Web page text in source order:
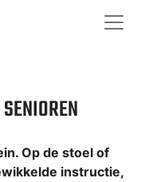
Op de stoel of
instructie,